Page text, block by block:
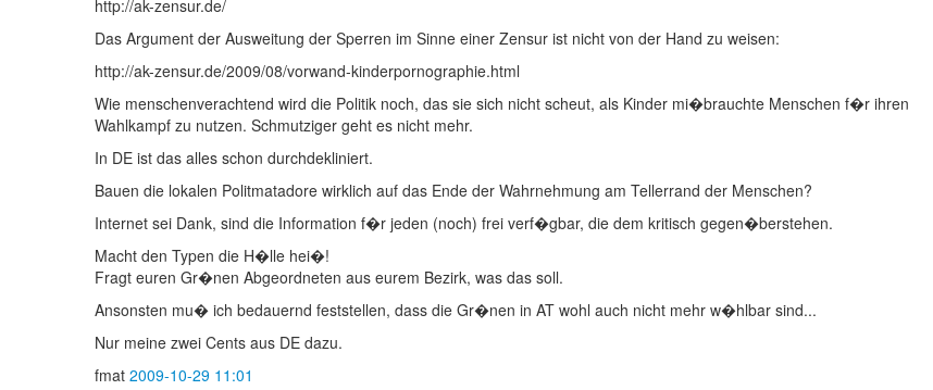
http://ak-zensur.de/
Das Argument der Ausweitung der Sperren im Sinne einer Zensur ist nicht von der Hand zu weisen:
http://ak-zensur.de/2009/08/vorwand-kinderpornographie.html
Wie menschenverachtend wird die Politik noch, das sie sich nicht scheut, als Kinder mi�brauchte Menschen f�r ihren
Wahlkampf zu nutzen. Schmutziger geht es nicht mehr.
In DE ist das alles schon durchdekliniert.
Bauen die lokalen Politmatadore wirklich auf das Ende der Wahrnehmung am Tellerrand der Menschen?
Internet sei Dank, sind die Information f�r jeden (noch) frei verf�gbar, die dem kritisch gegen�berstehen.
Macht den Typen die H�lle hei�!
Fragt euren Gr�nen Abgeordneten aus eurem Bezirk, was das soll.
Ansonsten mu� ich bedauernd feststellen, dass die Gr�nen in AT wohl auch nicht mehr w�hlbar sind...
Nur meine zwei Cents aus DE dazu.
fmat 2009-10-29 11:01